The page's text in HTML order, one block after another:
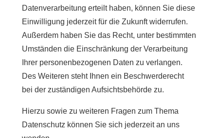
Datenverarbeitung erteilt haben, können Sie diese
Einwilligung jederzeit für die Zukunft widerrufen.
Außerdem haben Sie das Recht, unter bestimmten
Umständen die Einschränkung der Verarbeitung
Ihrer personenbezogenen Daten zu verlangen.
Des Weiteren steht Ihnen ein Beschwerderecht
bei der zuständigen Aufsichtsbehörde zu.
Hierzu sowie zu weiteren Fragen zum Thema
Datenschutz können Sie sich jederzeit an uns